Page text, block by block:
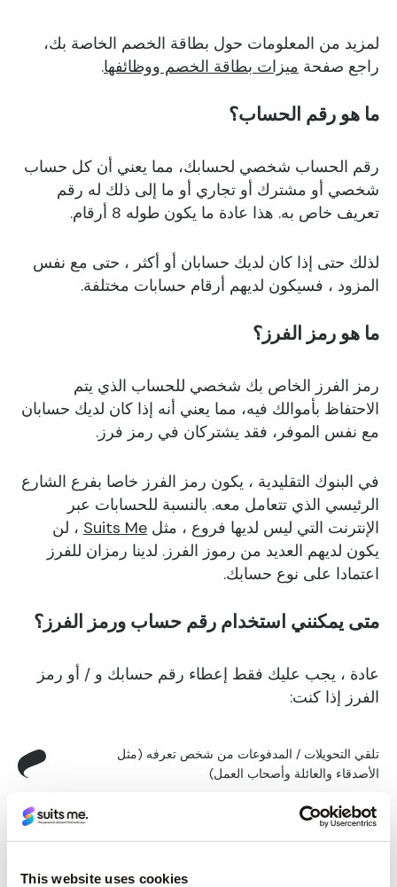
This website uses cookies
لمزيد من المعلومات حول بطاقة الخصم الخاصة بك،
راجع صفحة ميزات بطاقة الخصم ووظائفها.
ما هو رقم الحساب؟
رقم الحساب شخصي لحسابك، مما يعني أن كل حساب
شخصي أو مشترك أو تجاري أو ما إلى ذلك له رقم
تعريف خاص به. هذا عادة ما يكون طوله 8 أرقام.
لذلك حتى إذا كان لديك حسابان أو أكثر ، حتى مع نفس
المزود ، فسيكون لديهم أرقام حسابات مختلفة.
ما هو رمز الفرز؟
رمز الفرز الخاص بك شخصي للحساب الذي يتم
الاحتفاظ بأموالك فيه، مما يعني أنه إذا كان لديك حسابان
مع نفس الموفر، فقد يشتركان في رمز فرز.
في البنوك التقليدية ، يكون رمز الفرز خاصا بفرع الشارع
الرئيسي الذي تتعامل معه. بالنسبة للحسابات عبر
الإنترنت التي ليس لديها فروع ، مثل Suits Me ، لن
يكون لديهم العديد من رموز الفرز. لدينا رمزان للفرز
اعتمادا على نوع حسابك.
متى يمكنني استخدام رقم حساب ورمز الفرز؟
عادة ، يجب عليك فقط إعطاء رقم حسابك و / أو رمز
الفرز إذا كنت:
تلقي التحويلات / المدفوعات من شخص تعرفه (مثل
الأصدقاء والعائلة وأصحاب العمل)
إعداد الخصم المباشر
التحدث إلى أحد أعضاءفريق خدمة عملاء Suits Me